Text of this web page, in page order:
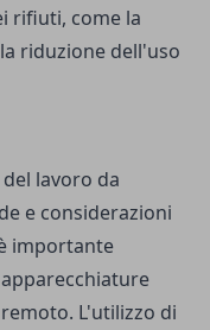
rifiuti, come la
riduzione dell'uso
lavoro da
e considerazioni
importante
L'utilizzo di